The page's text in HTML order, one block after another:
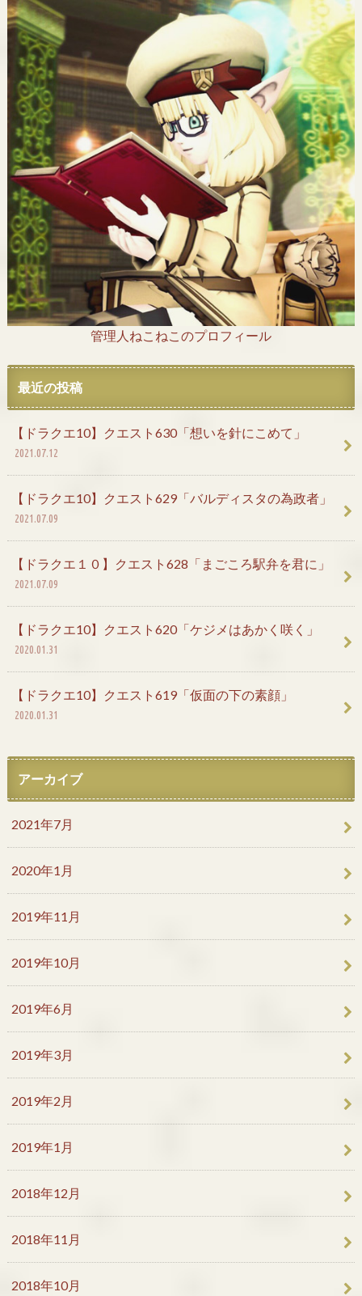
管理人ねこねこのプロフィール
最近の投稿
【ドラクエ10】クエスト630「想いを針にこめて」
2021.07.12
【ドラクエ10】クエスト629「バルディスタの為政者」
2021.07.09
【ドラクエ１０】クエスト628「まごころ駅弁を君に」
2021.07.09
【ドラクエ10】クエスト620「ケジメはあかく咲く」
2020.01.31
【ドラクエ10】クエスト619「仮面の下の素顔」
2020.01.31
アーカイブ
2021年7月
2020年1月
2019年11月
2019年10月
2019年6月
2019年3月
2019年2月
2019年1月
2018年12月
2018年11月
2018年10月